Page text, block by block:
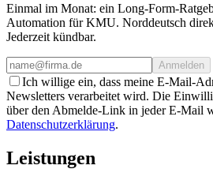
Einmal im Monat: ein Long-Form-
Automation für KMU. Norddeutsch
Jederzeit kündbar.
Anmelden
Ich willige ein, dass meine E-Mail-
Newsletters verarbeitet wird. Die
über den Abmelde-Link in jeder E-Mail
Datenschutzerklärung.
Leistungen